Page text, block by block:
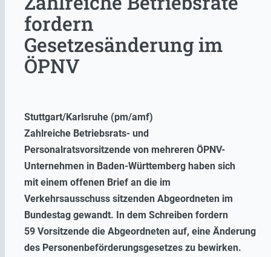
fordern
Gesetzesänderung im
ÖPNV
Stuttgart/Karlsruhe (pm/amf)
Zahlreiche Betriebsrats- und
Personalratsvorsitzende von mehreren ÖPNV-
Unternehmen in Baden-Württemberg haben sich
mit einem offenen Brief an die im
Verkehrsausschuss sitzenden Abgeordneten im
Bundestag gewandt. In dem Schreiben fordern
59 Vorsitzende die Abgeordneten auf, eine Änderung
des Personenbeförderungsgesetzes zu bewirken.